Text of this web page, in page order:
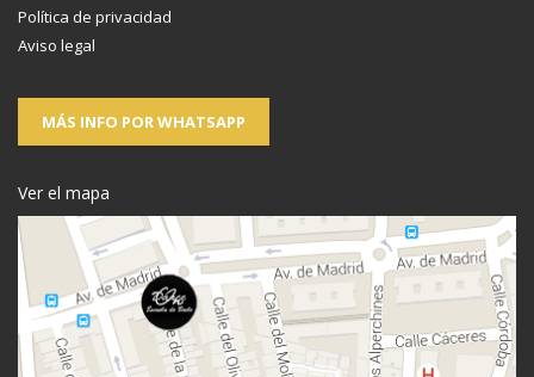
Política de privacidad
Aviso legal
MÁS INFO POR WHATSAPP
Ver el mapa